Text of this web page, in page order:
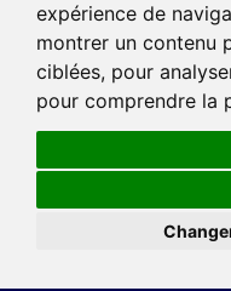
expérience de
montrer un contenu
ciblées, pour
pour comprendre la